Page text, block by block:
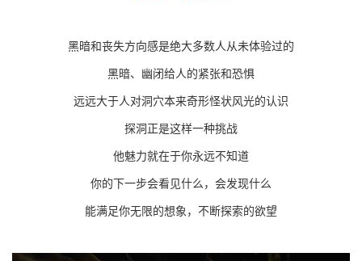
黑暗和丧失方向感是绝大多数人从未体验过的
黑暗、幽闭给人的紧张和恐惧
远远大于人对洞穴本来奇形怪状风光的认识
探洞正是这样一种挑战
他魅力就在于你永远不知道
你的下一步会看见什么，会发现什么
能满足你无限的想象，不断探索的欲望